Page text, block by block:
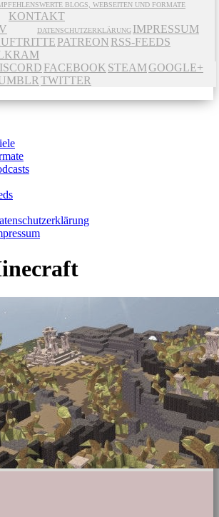
BLOGS, WEBSEITEN UND FORMATE
KONTAKT
DATENSCHUTZERKLÄRUNG IMPRESSUM
PATREON RSS-FEEDS
FACEBOOK STEAMGOOGLE+
TWITTER